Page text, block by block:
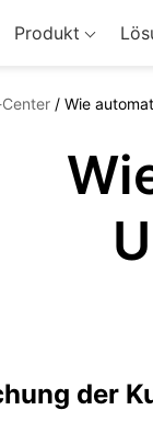
Produkt
/ Wie
der